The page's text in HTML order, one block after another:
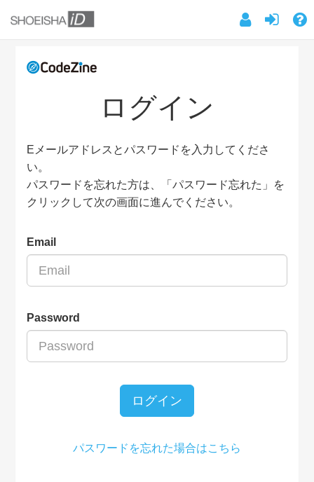
ログイン
Eメールアドレスとパスワードを入力してくださ
い。
パスワードを忘れた方は、「パスワード忘れた」を
クリックして次の画面に進んでください。
Email
Password
ログイン
パスワードを忘れた場合はこちら